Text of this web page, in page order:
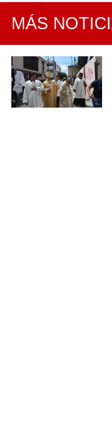
MÁS